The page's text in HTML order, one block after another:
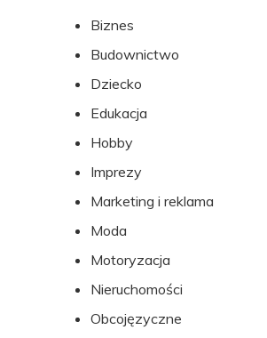
Biznes
Budownictwo
Dziecko
Edukacja
Hobby
Imprezy
Marketing i reklama
Moda
Motoryzacja
Nieruchomości
Obcojęzyczne